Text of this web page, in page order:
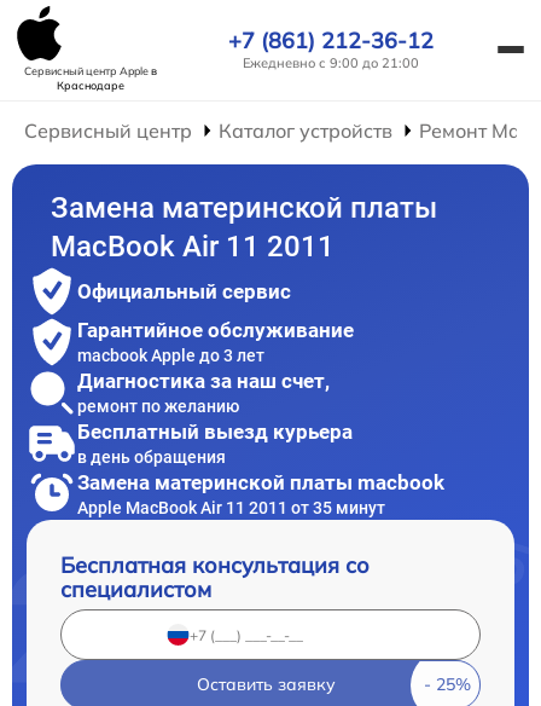
Сервисный центр Appleв
Краснодаре
+7 (861) 212-36-12
Ежедневно с 9:00 до 21:00
Сервисный центр Каталог устройств Ремонт
Замена материнской платы
MacBook Air 11 2011
Официальный сервис
Гарантийное обслуживание
macbook Apple до 3 лет
Диагностика за наш счет,
ремонт по желанию
Бесплатный выезд курьера
в день обращения
Замена материнской платы macbook
Apple MacBook Air 11 2011 от 35 минут
Бесплатная консультация со
специалистом
Оставить заявку